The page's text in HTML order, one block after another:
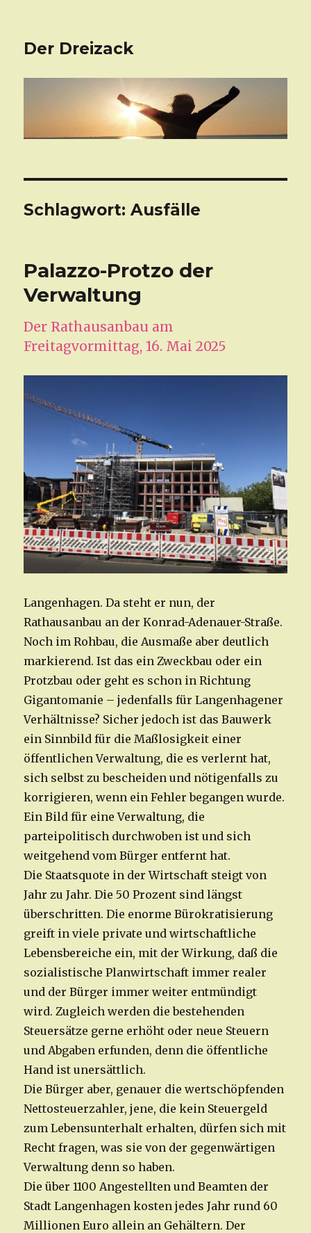
Der Dreizack
Schlagwort: Ausfälle
Palazzo-Protzo der
Verwaltung
Der Rathausanbau am
Freitagvormittag, 16. Mai 2025
Langenhagen. Da steht er nun, der
Rathausanbau an der Konrad-Adenauer-Straße.
Noch im Rohbau, die Ausmaße aber deutlich
markierend. Ist das ein Zweckbau oder ein
Protzbau oder geht es schon in Richtung
Gigantomanie – jedenfalls für Langenhagener
Verhältnisse? Sicher jedoch ist das Bauwerk
ein Sinnbild für die Maßlosigkeit einer
öffentlichen Verwaltung, die es verlernt hat,
sich selbst zu bescheiden und nötigenfalls zu
korrigieren, wenn ein Fehler begangen wurde.
Ein Bild für eine Verwaltung, die
parteipolitisch durchwoben ist und sich
weitgehend vom Bürger entfernt hat.
Die Staatsquote in der Wirtschaft steigt von
Jahr zu Jahr. Die 50 Prozent sind längst
überschritten. Die enorme Bürokratisierung
greift in viele private und wirtschaftliche
Lebensbereiche ein, mit der Wirkung, daß die
sozialistische Planwirtschaft immer realer
und der Bürger immer weiter entmündigt
wird. Zugleich werden die bestehenden
Steuersätze gerne erhöht oder neue Steuern
und Abgaben erfunden, denn die öffentliche
Hand ist unersättlich.
Die Bürger aber, genauer die wertschöpfenden
Nettosteuerzahler, jene, die kein Steuergeld
zum Lebensunterhalt erhalten, dürfen sich mit
Recht fragen, was sie von der gegenwärtigen
Verwaltung denn so haben.
Die über 1100 Angestellten und Beamten der
Stadt Langenhagen kosten jedes Jahr rund 60
Millionen Euro allein an Gehältern. Der